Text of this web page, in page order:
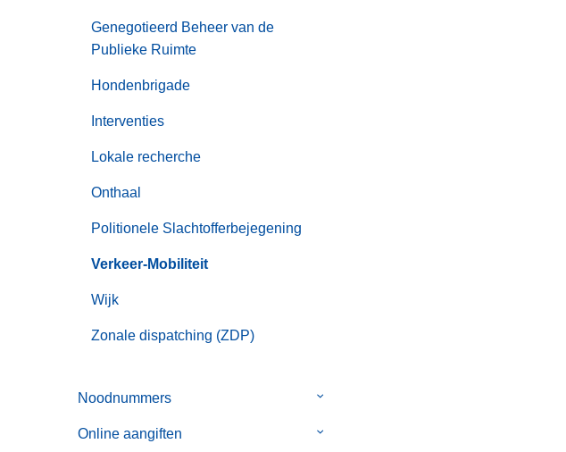
Genegotieerd Beheer van de
Publieke Ruimte
Hondenbrigade
Interventies
Lokale recherche
Onthaal
Politionele Slachtofferbejegening
Verkeer-Mobiliteit
Wijk
Zonale dispatching (ZDP)
Noodnummers
Submenu
Online aangiften
Submenu